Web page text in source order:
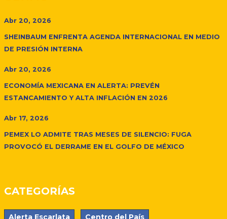
Abr 20, 2026
SHEINBAUM ENFRENTA AGENDA INTERNACIONAL EN MEDIO
DE PRESIÓN INTERNA
Abr 20, 2026
ECONOMÍA MEXICANA EN ALERTA: PREVÉN
ESTANCAMIENTO Y ALTA INFLACIÓN EN 2026
Abr 17, 2026
PEMEX LO ADMITE TRAS MESES DE SILENCIO: FUGA
PROVOCÓ EL DERRAME EN EL GOLFO DE MÉXICO
CATEGORÍAS
Alerta Escarlata Centro del País